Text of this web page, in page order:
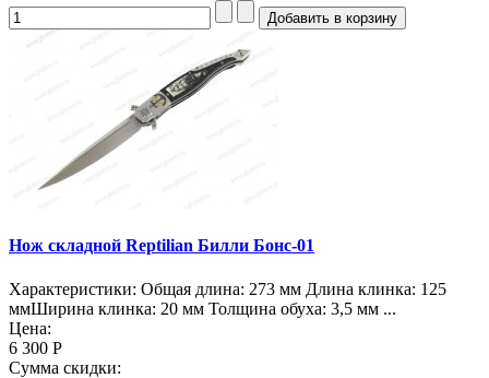
Нож складной Reptilian Билли Бонс-01
Характеристики: Общая длина: 273 мм Длина клинка: 125
ммШирина клинка: 20 мм Толщина обуха: 3,5 мм ...
Цена:
6 300 Р
Сумма скидки: